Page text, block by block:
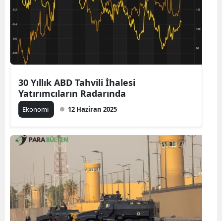
30 Yıllık ABD Tahvili İhalesi
Yatırımcıların Radarında
Ekonomi 12 Haziran 2025